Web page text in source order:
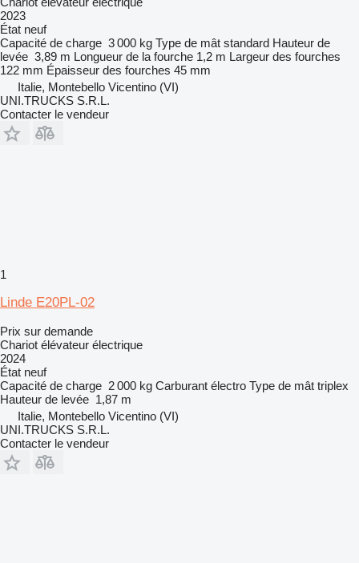
2023
État neuf
Capacité de charge 3 000 kg Type de mât standard Hauteur de
levée 3,89 m Longueur de la fourche 1,2 m Largeur des fourches
122 mm Épaisseur des fourches 45 mm
Italie, Montebello Vicentino (VI)
UNI.TRUCKS S.R.L.
Contacter le vendeur
1
Linde E20PL-02
Prix sur demande
Chariot élévateur électrique
2024
État neuf
Capacité de charge 2 000 kg Carburant électro Type de mât triplex
Hauteur de levée 1,87 m
Italie, Montebello Vicentino (VI)
UNI.TRUCKS S.R.L.
Contacter le vendeur